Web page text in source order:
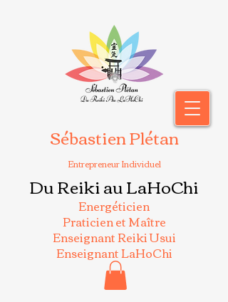
Sébastien Plétan
Entrepreneur Individuel
Du Reiki au LaHoChi
Energéticien
Praticien et Maître
Enseignant Reiki Usui
Enseignant LaHoChi